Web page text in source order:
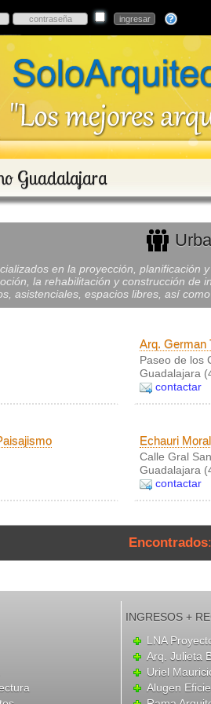
Guadalajara
en la proyección, planificación
la rehabilitación y construcción de
asistenciales, espacios libres, así
Arq. German
Paseo de los
Guadalajara
contactar
Echauri
Calle Gral
Guadalajara
contactar
Encontrados
INGRESOS +
LNA
Arq. Julieta
Uriel
Alugen